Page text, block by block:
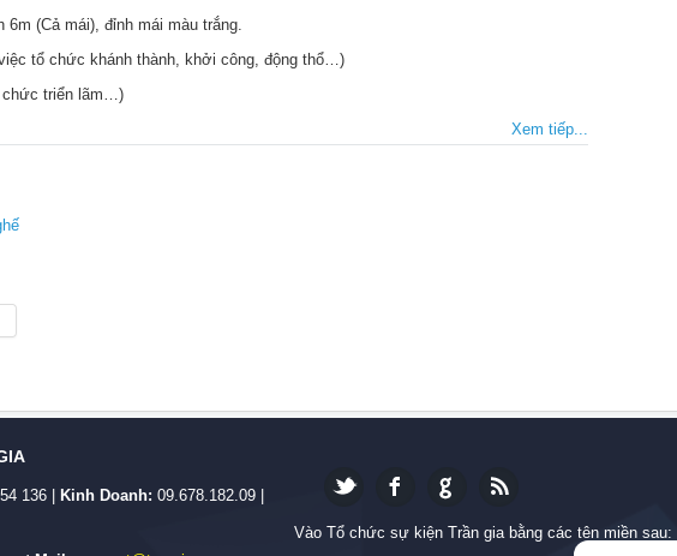
6m (Cả mái), đỉnh mái màu trắng.
tổ chức khánh thành, khởi công, động thổ…)
chức triển lãm…)
Xem tiếp...
136 | Kinh Doanh: 09.678.182.09 |
Vào Tổ chức sự kiện Trần gia bằng các tên miền sau: